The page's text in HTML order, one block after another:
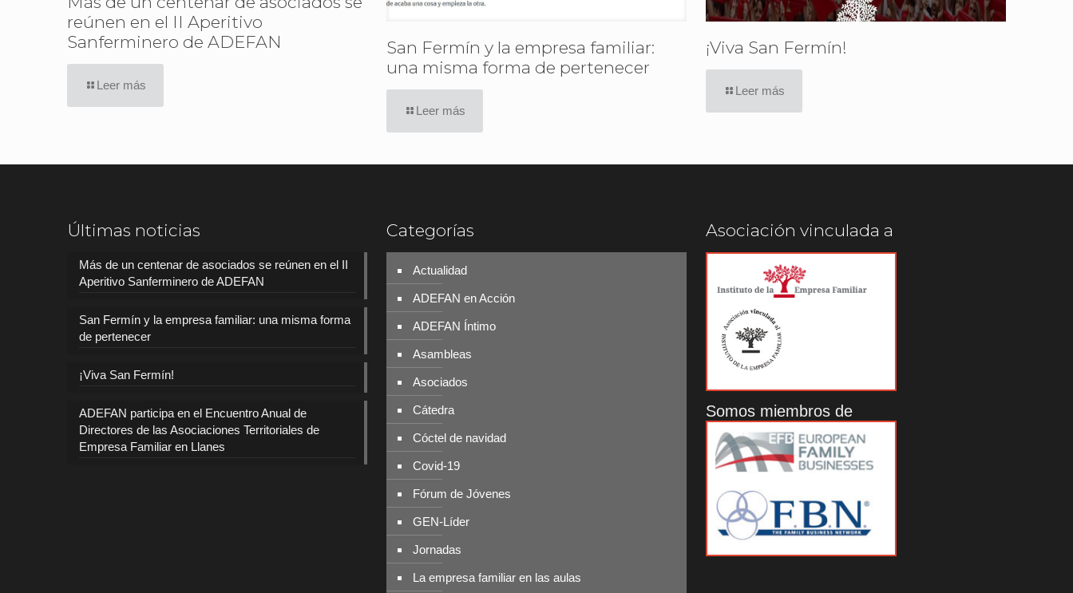
reúnen en el II Aperitivo
Sanferminero de ADEFAN
Leer más
San Fermín y la empresa familiar:
una misma forma de pertenecer
Leer más
¡Viva San Fermín!
Leer más
Últimas noticias
Más de un centenar de asociados se reúnen en el II
Aperitivo Sanferminero de ADEFAN
San Fermín y la empresa familiar: una misma forma
de pertenecer
¡Viva San Fermín!
ADEFAN participa en el Encuentro Anual de
Directores de las Asociaciones Territoriales de
Empresa Familiar en Llanes
Categorías
Actualidad
ADEFAN en Acción
ADEFAN Íntimo
Asambleas
Asociados
Cátedra
Cóctel de navidad
Covid-19
Fórum de Jóvenes
GEN-Líder
Jornadas
La empresa familiar en las aulas
Asociación vinculada a
Somos miembros de